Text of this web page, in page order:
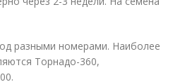
разными номерами. Наиболее
Торнадо-360,